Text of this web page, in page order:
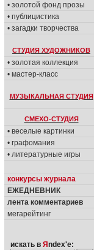
• золотой фонд прозы
• публицистика
• загадки творчества
СТУДИЯ ХУДОЖНИКОВ
• золотая коллекция
• мастер-класс
МУЗЫКАЛЬНАЯ СТУДИЯ
СМЕХО-СТУДИЯ
• веселые картинки
• графомания
• литературные игры
конкурсы журнала
ЕЖЕДНЕВНИК
лента комментариев
мегарейтинг
искать в Я ndex'е: